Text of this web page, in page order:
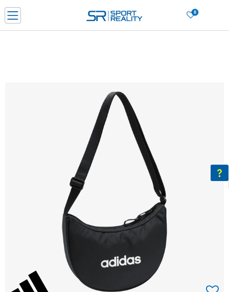
0
ДОЗНАЈ ПОВЕЌЕ
Ценовник
ДОЗНАЈ ПОВЕЌЕ